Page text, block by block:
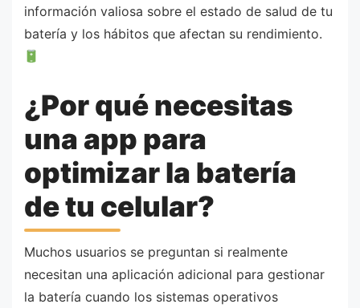
información valiosa sobre el estado de salud de tu
batería y los hábitos que afectan su rendimiento.
¿Por qué necesitas
una app para
optimizar la batería
de tu celular?
Muchos usuarios se preguntan si realmente
necesitan una aplicación adicional para gestionar
la batería cuando los sistemas operativos